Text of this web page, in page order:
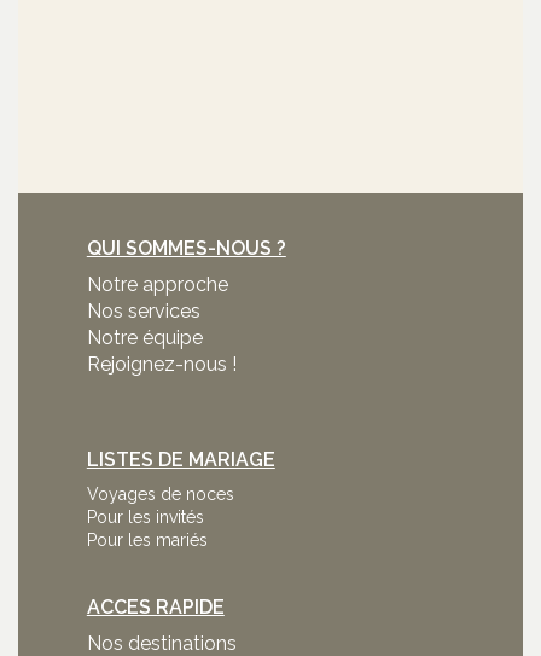
QUI SOMMES-NOUS ?
Notre approche
Nos services
Notre équipe
Rejoignez-nous !
LISTES DE MARIAGE
Voyages de noces
Pour les invités
Pour les mariés
ACCES RAPIDE
Nos destinations